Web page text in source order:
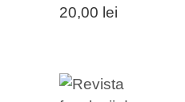
20,00 lei